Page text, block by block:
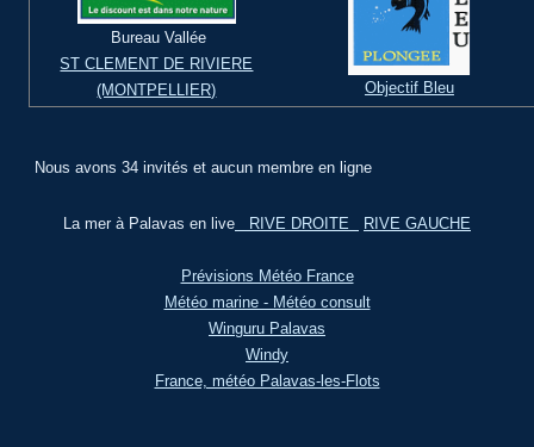
Bureau Vallée
ST CLEMENT DE RIVIERE
(MONTPELLIER)
Objectif Bleu
Nous avons 34 invités et aucun membre en ligne
La mer à Palavas en live RIVE DROITE RIVE GAUCHE
Prévisions Météo France
Météo marine - Météo consult
Winguru Palavas
Windy
France, météo Palavas-les-Flots